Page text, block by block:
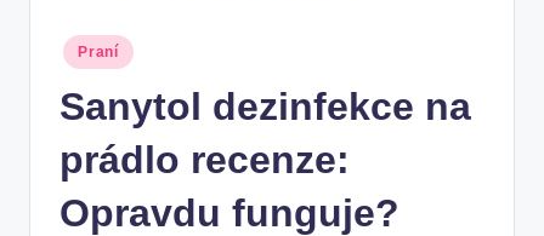
Posted
in
Praní
Sanytol dezinfekce na
prádlo recenze:
Opravdu funguje?